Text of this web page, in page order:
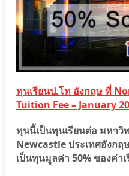
ทุนเรียนป.โท อังกฤษ ที่
Tuition Fee – January
ทุนนี้เป็นทุนเรียนต่อ มหา
Newcastle ประเทศอังก
เป็นทุนมูลค่า 50% ของค่า